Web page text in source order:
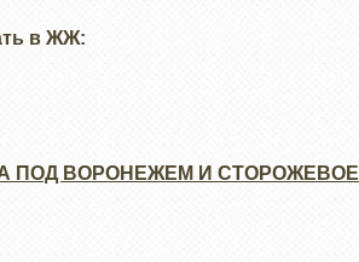
в ЖЖ:
ПОД ВОРОНЕЖЕМ И СТОРОЖЕВОЕ